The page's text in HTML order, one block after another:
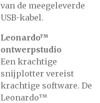
van de meegeleverde
USB-kabel.
Leonardo™
ontwerpstudio
Een krachtige
snijplotter vereist
krachtige software. De
Leonardo™